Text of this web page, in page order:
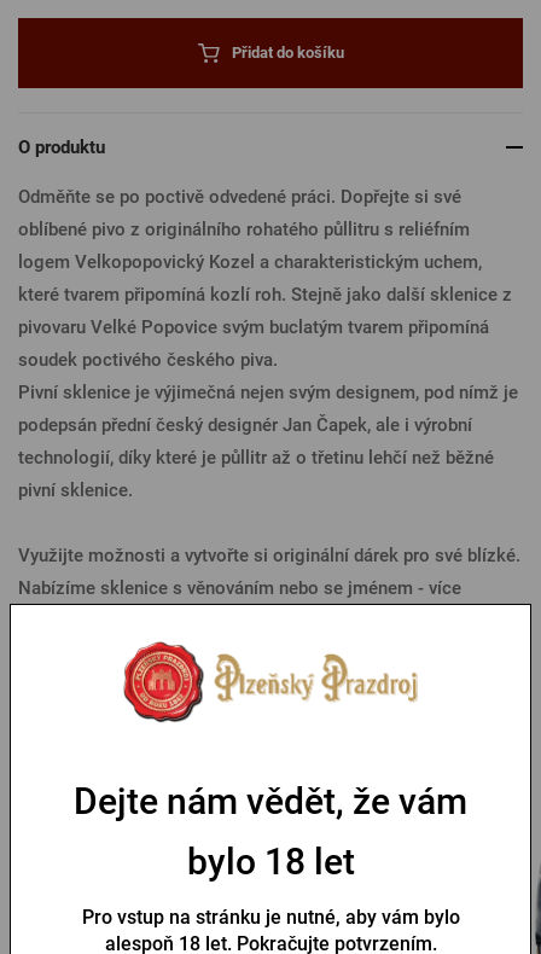
PŘIHLÁSIT PŘES SEZNAM
Přidat do košíku
O produktu
Odměňte se po poctivě odvedené práci. Dopřejte si své
oblíbené pivo z originálního rohatého půllitru s reliéfním
logem Velkopopovický Kozel a charakteristickým uchem,
které tvarem připomíná kozlí roh. Stejně jako další sklenice z
pivovaru Velké Popovice svým buclatým tvarem připomíná
soudek poctivého českého piva.
Pivní sklenice je výjimečná nejen svým designem, pod nímž je
podepsán přední český designér Jan Čapek, ale i výrobní
technologií, díky které je půllitr až o třetinu lehčí než běžné
pivní sklenice.
Využijte možnosti a vytvořte si originální dárek pro své blízké.
Nabízíme sklenice s věnováním nebo se jménem - více
Mohlo by se vám líbit
Dejte nám vědět, že vám
bylo 18 let
Pro vstup na stránku je nutné, aby vám bylo
alespoň 18 let. Pokračujte potvrzením.